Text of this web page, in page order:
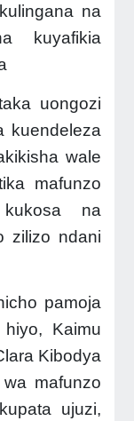
na
kuyafikia
uongozi
kuendeleza
wale
mafunzo
na
zilizo ndani
pamoja
Kaimu
Kibodya
mafunzo
ujuzi,